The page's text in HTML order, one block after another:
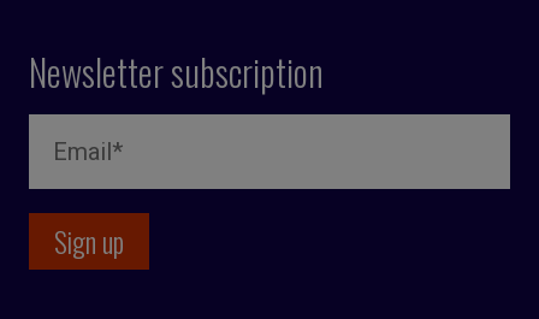
Newsletter subscription